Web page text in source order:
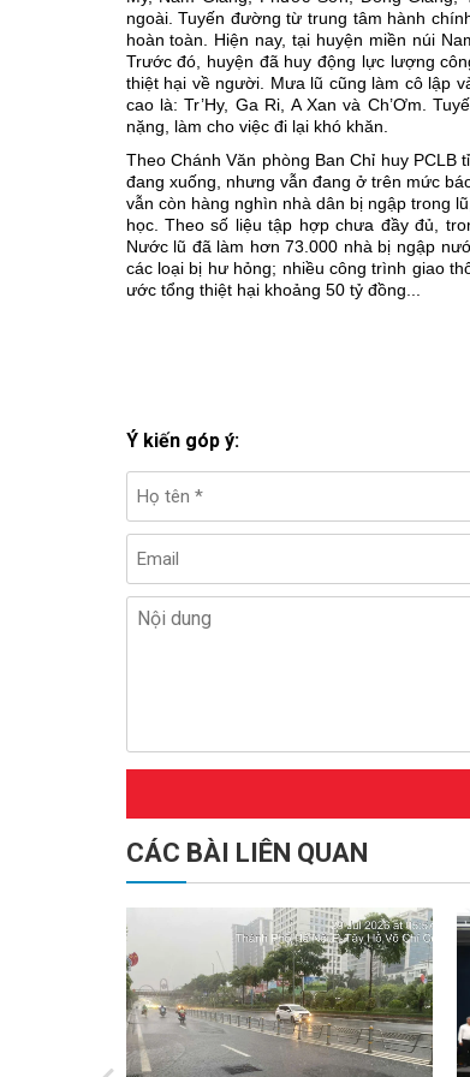
ngoài. Tuyến đường từ trung tâm hành
hoàn toàn. Hiện nay, tại huyện miền núi
Trước đó, huyện đã huy động lực lượng
thiệt hại về người. Mưa lũ cũng làm cô lập
cao là: Tr’Hy, Ga Ri, A Xan và Ch’Ơm.
nặng, làm cho việc đi lại khó khăn.
Theo Chánh Văn phòng Ban Chỉ huy
đang xuống, nhưng vẫn đang ở trên mức
vẫn còn hàng nghìn nhà dân bị ngập trong
học. Theo số liệu tập hợp chưa đầy đủ,
Nước lũ đã làm hơn 73.000 nhà bị ngập
các loại bị hư hỏng; nhiều công trình giao
ước tổng thiệt hại khoảng 50 tỷ đồng...
Ý kiến góp ý:
CÁC BÀI LIÊN QUAN